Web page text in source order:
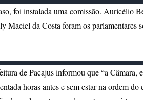
foi instalada uma comissão. Auricélio
Maciel da Costa foram os parlamentares
de Pacajus informou que “a Câmara,
horas antes e sem estar na ordem